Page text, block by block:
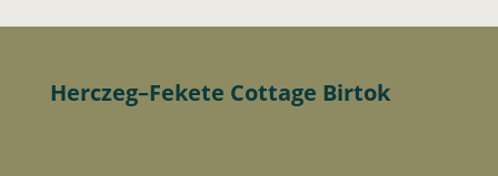
Herczeg–Fekete Cottage Birtok